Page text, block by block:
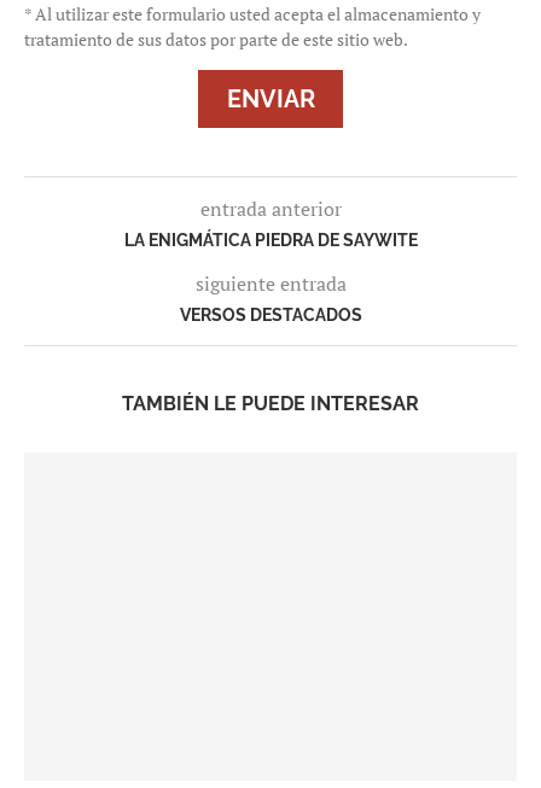
* Al utilizar este formulario usted acepta el almacenamiento y
tratamiento de sus datos por parte de este sitio web.
entrada anterior
LA ENIGMÁTICA PIEDRA DE SAYWITE
siguiente entrada
VERSOS DESTACADOS
TAMBIÉN LE PUEDE INTERESAR